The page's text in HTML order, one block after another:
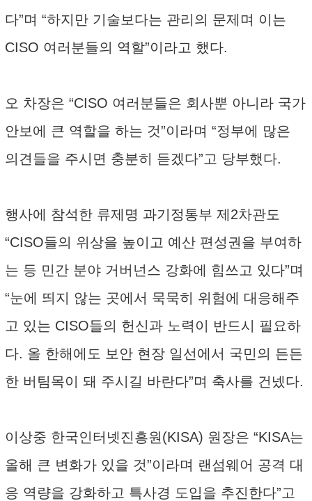
다”며 “하지만 기술보다는 관리의 문제며 이는
CISO 여러분들의 역할”이라고 했다.
오 차장은 “CISO 여러분들은 회사뿐 아니라 국가
안보에 큰 역할을 하는 것”이라며 “정부에 많은
의견들을 주시면 충분히 듣겠다”고 당부했다.
행사에 참석한 류제명 과기정통부 제2차관도
“CISO들의 위상을 높이고 예산 편성권을 부여하
는 등 민간 분야 거버넌스 강화에 힘쓰고 있다”며
“눈에 띄지 않는 곳에서 묵묵히 위험에 대응해주
고 있는 CISO들의 헌신과 노력이 반드시 필요하
다. 올 한해에도 보안 현장 일선에서 국민의 든든
한 버팀목이 돼 주시길 바란다”며 축사를 건넸다.
이상중 한국인터넷진흥원(KISA) 원장은 “KISA는
올해 큰 변화가 있을 것”이라며 랜섬웨어 공격 대
응 역량을 강화하고 특사경 도입을 추진한다”고